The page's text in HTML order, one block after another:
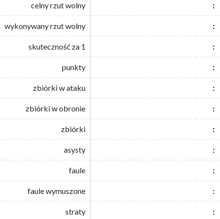
celny rzut wolny :
wykonywany rzut wolny :
skuteczność za 1 :
punkty :
zbiórki w ataku :
zbiórki w obronie :
zbiórki :
asysty :
faule :
faule wymuszone :
straty :
celny rzut wolny :
wykonywany rzut wolny :
skuteczność za 1 :
punkty :
zbiórki w ataku :
zbiórki w obronie :
zbiórki :
asysty :
faule :
faule wymuszone :
straty :